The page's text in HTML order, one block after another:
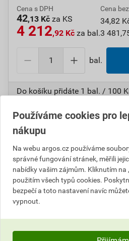
Cena s DPH
42,13 Kč za KS
4 212,92 Kč za bal.
Cena
34,82
3
bal.
Do košíku přidáte 1 bal. / 100
Číslo položky:
Výrobky značky:
Popis
GPH 25 X 10 ALU-F-HFT AL
Používáme cookies pro
nákupu
Na webu argos.cz používáme
správné fungování stránek, měřili
nabídky vašim zájmům. Kliknutím na
použitím všech typů cookies.
bezpečí a toto nastavení navíc
vypnout.